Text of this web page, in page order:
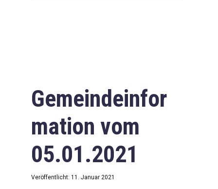
Gemeindeinfor
mation vom
05.01.2021
Veröffentlicht: 11. Januar 2021